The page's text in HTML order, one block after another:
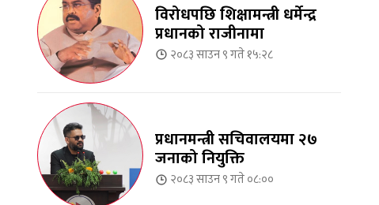
विरोधपछि शिक्षामन्त्री धर्मेन्द्र
प्रधानको राजीनामा
२०८३ साउन ९ गते १५:२८
प्रधानमन्त्री सचिवालयमा २७
जनाको नियुक्ति
२०८३ साउन ९ गते ०८:००